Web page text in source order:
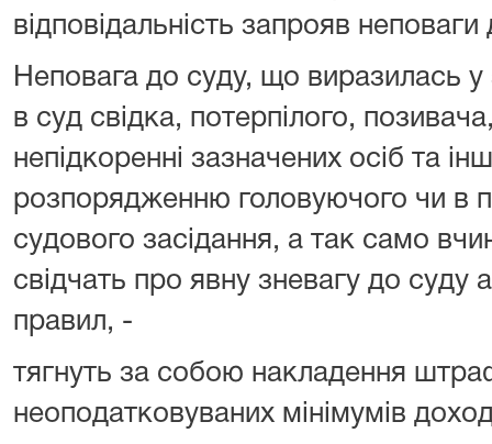
відповідальність запрояв неповаги
Неповага до суду, що виразилась у
в суд свідка, потерпілого,
непідкоренні зазначених осіб та
розпорядженню головуючого чи в
судового засідання, а так само
свідчать про явну зневагу до суду
правил, -
тягнуть за собою накладення
неоподатковуваних мінімумів